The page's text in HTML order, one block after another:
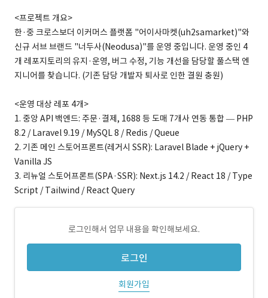
<프로젝트 개요>
한·중 크로스보더 이커머스 플랫폼 "어이사마켓(uh2samarket)"와
신규 서브 브랜드 "너두사(Neodusa)"를 운영 중입니다. 운영 중인 4
개 레포지토리의 유지·운영, 버그 수정, 기능 개선을 담당할 풀스택 엔
지니어를 찾습니다. (기존 담당 개발자 퇴사로 인한 결원 충원)
<운영 대상 레포 4개>
1. 중앙 API 백엔드: 주문·결제, 1688 등 도매 7개사 연동 통합 — PHP
8.2 / Laravel 9.19 / MySQL 8 / Redis / Queue
2. 기존 메인 스토어프론트(레거시 SSR): Laravel Blade + jQuery +
Vanilla JS
3. 리뉴얼 스토어프론트(SPA·SSR): Next.js 14.2 / React 18 / Type
Script / Tailwind / React Query
로그인해서 업무 내용을 확인해보세요.
로그인
회원가입